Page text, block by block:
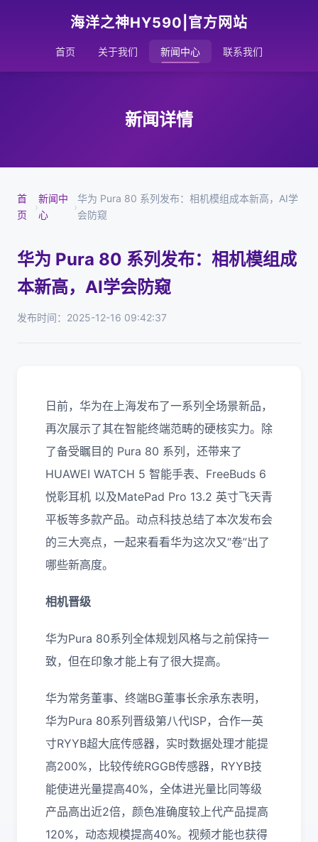
海洋之神HY590|官方网站
首页 关于我们 新闻中心 联系我们
新闻详情
首
页
›
新闻中
心
›
华为 Pura 80 系列发布：相机模组成本新高，AI学
会防窥
华为 Pura 80 系列发布：相机模组成
本新高，AI学会防窥
发布时间：2025-12-16 09:42:37
日前，华为在上海发布了一系列全场景新品，
再次展示了其在智能终端范畴的硬核实力。除
了备受瞩目的 Pura 80 系列，还带来了
HUAWEI WATCH 5 智能手表、FreeBuds 6
悦彰耳机​ 以及MatePad Pro 13.2 英寸飞天青
平板等多款产品。动点科技总结了本次发布会
的三大亮点，一起来看看华为这次又“卷”出了
哪些新高度。
相机晋级
华为Pura 80系列全体规划风格与之前保持一
致，但在印象才能上有了很大提高。
华为常务董事、终端BG董事长余承东表明，
华为Pura 80系列晋级第八代ISP，合作一英
寸RYYB超大底传感器，实时数据处理才能提
高200%，比较传统RGGB传感器，RYYB技
能使进光量提高40%，全体进光量比同等级
产品高出近2倍，颜色准确度较上代产品提高
120%，动态规模提高40%。视频才能也获得